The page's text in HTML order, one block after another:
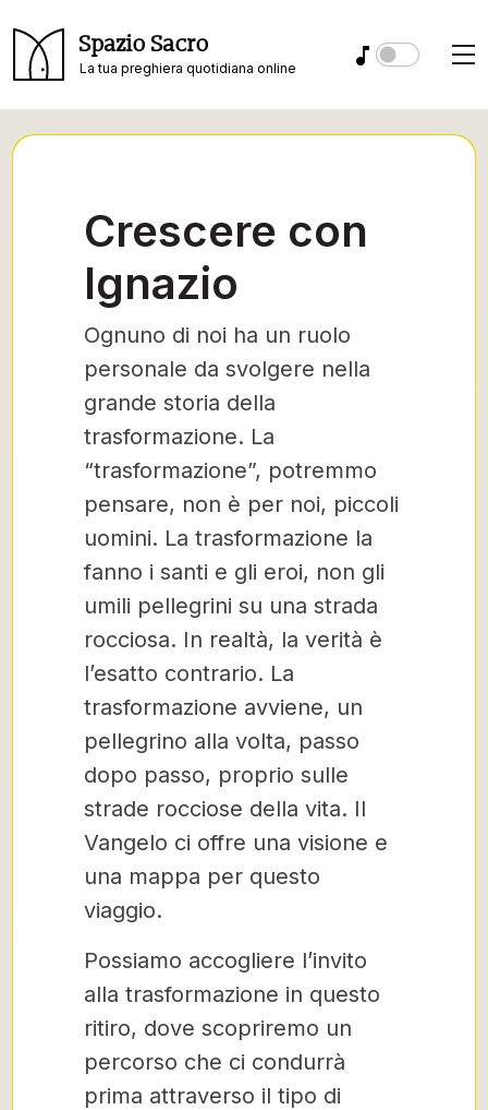
Spazio Sacro
La tua preghiera quotidiana online
Crescere con
Ignazio
Ognuno di noi ha un ruolo
personale da svolgere nella
grande storia della
trasformazione. La
“trasformazione”, potremmo
pensare, non è per noi, piccoli
uomini. La trasformazione la
fanno i santi e gli eroi, non gli
umili pellegrini su una strada
rocciosa. In realtà, la verità è
l’esatto contrario. La
trasformazione avviene, un
pellegrino alla volta, passo
dopo passo, proprio sulle
strade rocciose della vita. Il
Vangelo ci offre una visione e
una mappa per questo
viaggio.
Possiamo accogliere l’invito
alla trasformazione in questo
ritiro, dove scopriremo un
percorso che ci condurrà
prima attraverso il tipo di